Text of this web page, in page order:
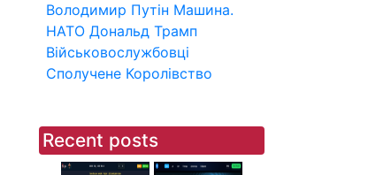
Володимир Путін Машина.
НАТО Дональд Трамп
Військовослужбовці
Сполучене Королівство
Recent posts